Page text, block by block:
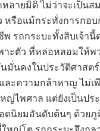
หลายมิติ ไม่ว่าจะเป็น
รือแม้กระทั่งการกอ
รถกระบะทั้งสิบเจ้า
าะตัว ที่หล่อหลอมให้พ
มั่นคงในประวัติศาสต
ละความกล้าหาญ ไม่เ
ญ่ไพศาล แต่ยังเป็นปร
ดนิยมอันดับต้นๆ ด้วยภู